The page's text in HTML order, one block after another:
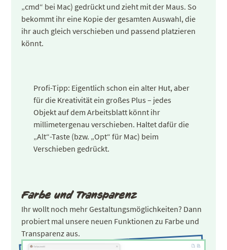
„cmd“ bei Mac) gedrückt und zieht mit der Maus. So
bekommt ihr eine Kopie der gesamten Auswahl, die
ihr auch gleich verschieben und passend platzieren
könnt.
Profi-Tipp: Eigentlich schon ein alter Hut, aber
für die Kreativität ein großes Plus – jedes
Objekt auf dem Arbeitsblatt könnt ihr
millimetergenau verschieben. Haltet dafür die
„Alt“-Taste (bzw. „Opt“ für Mac) beim
Verschieben gedrückt.
Farbe und Transparenz
Ihr wollt noch mehr Gestaltungsmöglichkeiten? Dann
probiert mal unsere neuen Funktionen zu Farbe und
Transparenz aus.